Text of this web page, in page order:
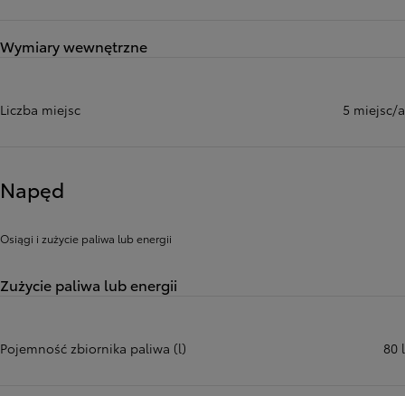
Wymiary wewnętrzne
Liczba miejsc 5 miejsc/a
Napęd
Osiągi i zużycie paliwa lub energii
Zużycie paliwa lub energii
Pojemność zbiornika paliwa (l) 80 l